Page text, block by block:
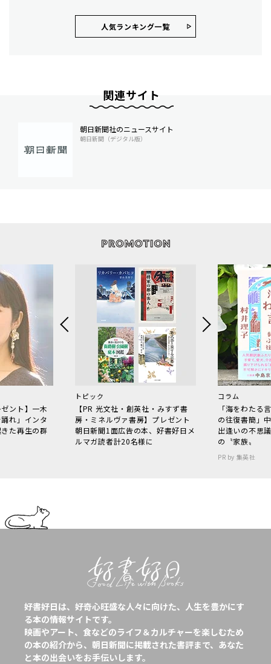
人気ランキング⼀覧
関連サイト
朝日新聞社のニュースサイト
朝日新聞（デジタル版）
ント】一木
れ」インタ
た再生の群
トピック
【PR 光文社・創英社・みすず書
房・ミネルヴァ書房】プレゼント
朝日新聞1面広告の本、好書好日メ
ルマガ読者計20名様に
コラム
「海をわた
の往復書簡」
出逢いの不思
の〝家族〟
PR by 集英社
好書好日は、好奇心旺盛な人々に向けた、人生を豊かにす
る本の情報サイトです。
映画やアート、食などのライフ＆カルチャーを楽しむため
の本の紹介から、朝日新聞に掲載された書評まで、あなた
と本の出会いをお手伝いします。